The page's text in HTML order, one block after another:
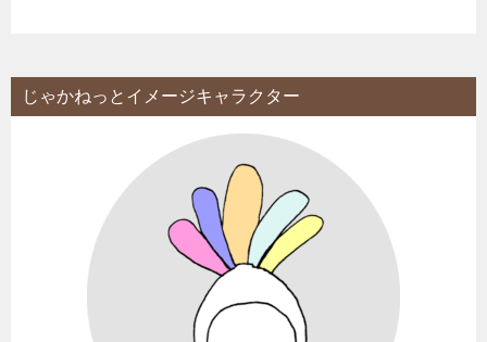
じゃかねっとイメージキャラクター